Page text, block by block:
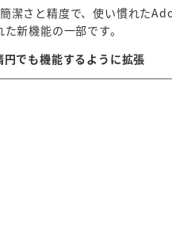
潔さと精度で、使い慣れた
新機能の一部です。
でも機能するように拡張